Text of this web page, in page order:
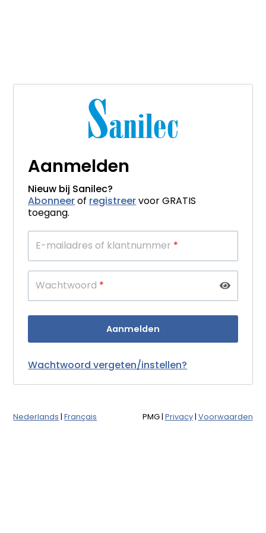
Aanmelden
Nieuw bij Sanilec?
Abonneerof registreervoor GRATIS
toegang.
E-mailadres of klantnummer *
Wachtwoord *
Wachtwoord vergeten/instellen?
Nederlands |Français PMG| Privacy| Voorwaarden